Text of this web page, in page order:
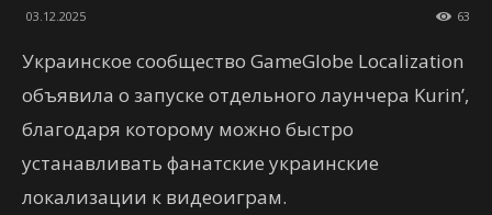
03.12.2025 63
Украинское сообщество GameGlobe Localization
объявила о запуске отдельного лаунчера Kurin’,
благодаря которому можно быстро
устанавливать фанатские украинские
локализации к видеоиграм.